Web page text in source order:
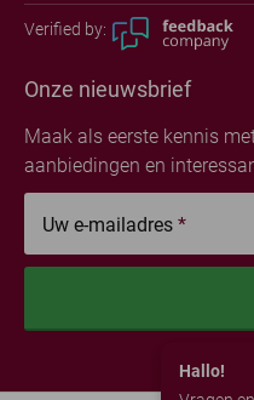
Verified by:
Onze nieuwsbrief
Maak als eerste kennis
aanbiedingen en
Uw e-mailadres *
Hallo!